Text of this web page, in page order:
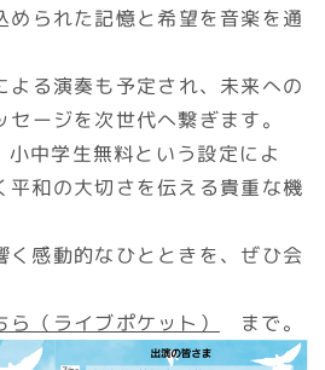
められた記憶と希望を音楽を通
よる演奏も予定され、未来への
ージを次世代へ繋ぎます。
中学生無料という設定によ
平和の大切さを伝える貴重な機
く感動的なひとときを、ぜひ会
ら（ライブポケット） まで。